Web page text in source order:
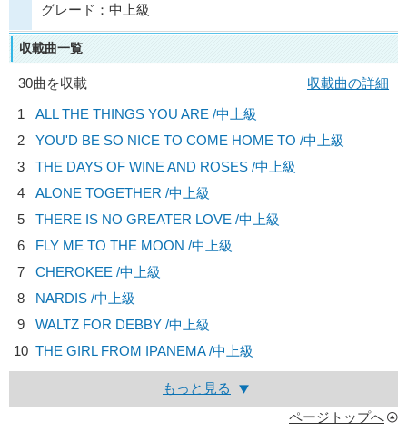
グレード：中上級
収載曲一覧
30曲を収載
収載曲の詳細
1
ALL THE THINGS YOU ARE /中上級
2
YOU'D BE SO NICE TO COME HOME TO /中上級
3
THE DAYS OF WINE AND ROSES /中上級
4
ALONE TOGETHER /中上級
5
THERE IS NO GREATER LOVE /中上級
6
FLY ME TO THE MOON /中上級
7
CHEROKEE /中上級
8
NARDIS /中上級
9
WALTZ FOR DEBBY /中上級
10 THE GIRL FROM IPANEMA /中上級
もっと見る
ページトップへ